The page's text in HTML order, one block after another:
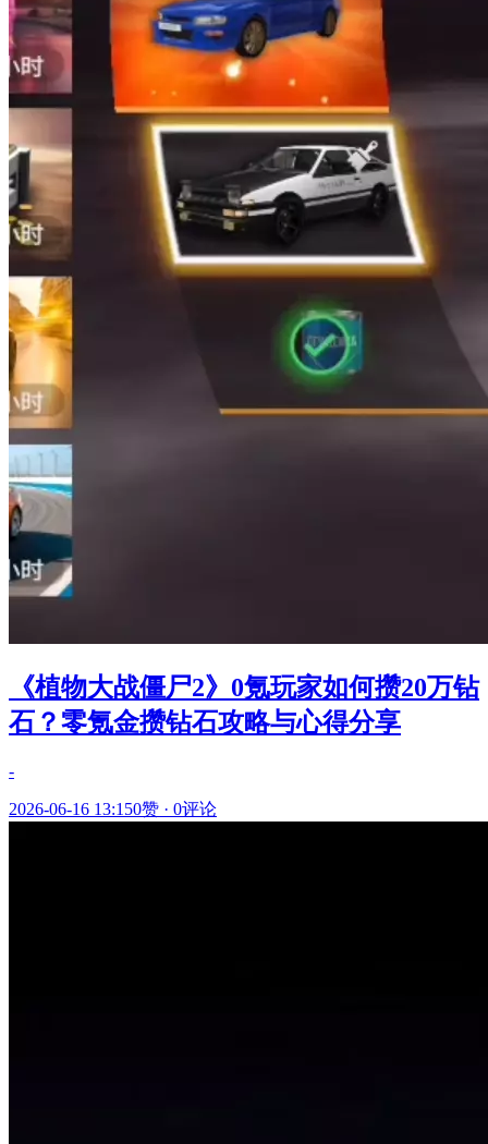
《植物大战僵尸2》0氪玩家如何攒20万钻
石？零氪金攒钻石攻略与心得分享
-
2026-06-16 13:150赞 · 0评论